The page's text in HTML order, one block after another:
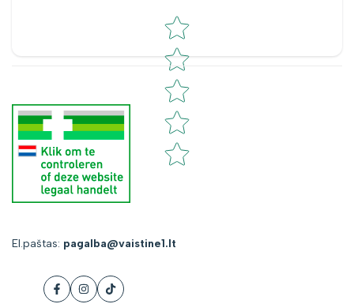
Star rating
El.paštas: pagalba@vaistine1.lt
Facebook
Instagram
Tiktok